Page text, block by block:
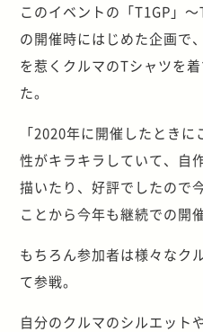
このイベントの「T1GP」
の開催時にはじめた企画で
を惹くクルマのTシャツを
た。
「2020年に開催したとき
性がキラキラしていて、自
描いたり、好評でしたので
ことから今年も継続での開
もちろん参加者は様々なク
て参戦。
自分のクルマのシルエット